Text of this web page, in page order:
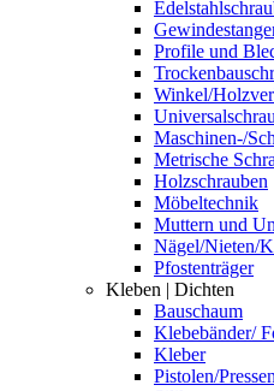
Profile und
Winkel/
Maschinen-/
Metrische
Holzschrauben
Möbeltechnik
Muttern und
Nägel/Nieten/
Pfostenträger
Kleben | Dichten
Bauschaum
Klebebänder/
Kleber
Pistolen/Pressen